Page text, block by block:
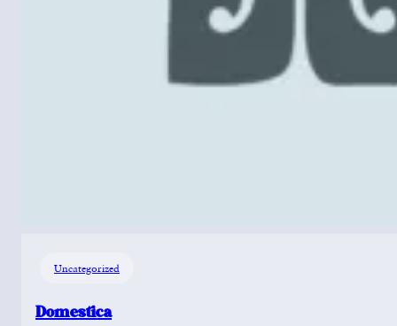
Uncategorized
Domestica